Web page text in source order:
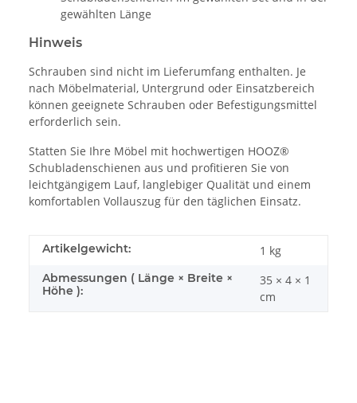
gewählten Länge
Hinweis
Schrauben sind nicht im Lieferumfang enthalten. Je
nach Möbelmaterial, Untergrund oder Einsatzbereich
können geeignete Schrauben oder Befestigungsmittel
erforderlich sein.
Statten Sie Ihre Möbel mit hochwertigen HOOZ®
Schubladenschienen aus und profitieren Sie von
leichtgängigem Lauf, langlebiger Qualität und einem
komfortablen Vollauszug für den täglichen Einsatz.
Artikelgewicht: 1 kg
Abmessungen ( Länge × Breite ×
Höhe ):
35 × 4 × 1
cm